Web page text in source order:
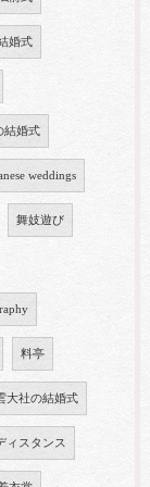
婚式
結婚式
weddings
舞妓遊び
料亭
大社の結婚式
ィスタンス